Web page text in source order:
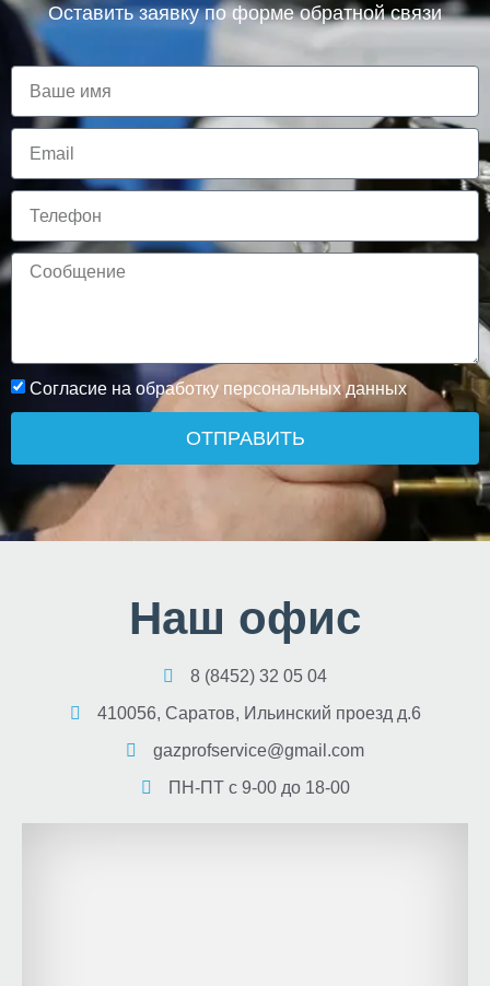
Оставить заявку по форме обратной связи
Согласие на обработку персональных данных
ОТПРАВИТЬ
Наш офис
8 (8452) 32 05 04
410056, Саратов, Ильинский проезд д.6
gazprofservice@gmail.com
ПН-ПТ с 9-00 до 18-00